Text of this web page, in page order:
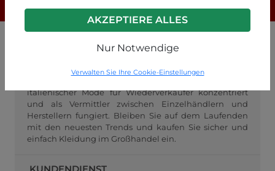
AKZEPTIERE ALLES
Nur Notwendige
Verwalten Sie Ihre Cookie-Einstellungen
GROSSHANDEL FASHIONPO
FashionPo.com ist ein Online-Großhändler für
italienischer Mode für Wiederverkäufer konzentriert
und als Vermittler zwischen Einzelhändlern und
Herstellern fungiert. Bleiben Sie auf dem Laufenden
mit den neuesten Trends und kaufen Sie sicher und
einfach Kleidung im Großhandel ein.